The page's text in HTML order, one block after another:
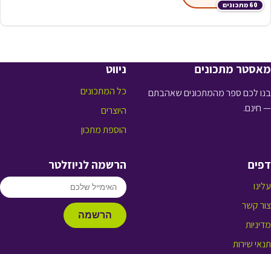
60 מתכונים
מאסטר מתכונים
בנו לכם ספר מהמתכונים שאהבתם
— חינם.
ניווט
כל המתכונים
היוצרים
הוספת מתכון
דפים
עלינו
צור קשר
מדיניות
תנאי שירות
הרשמה לניוזלטר
הרשמה